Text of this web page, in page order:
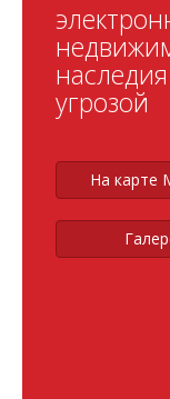
угрозой
На карте